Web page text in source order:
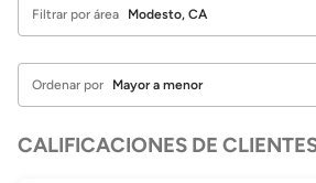
Filtrar por área
Ordenar por
CALIFICACIONES DE